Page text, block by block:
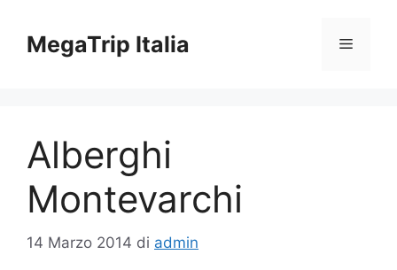
contenuto
MegaTrip Italia Menu
Alberghi
Montevarchi
14 Marzo 2014 di admin